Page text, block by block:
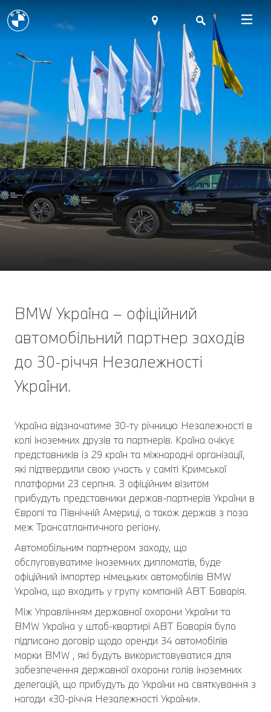
BMW Україна – офіційний
автомобільний партнер заходів
до 30-річчя Незалежності
України.
Україна відзначатиме 30-ту річницю Незалежності в
колі іноземних друзів та партнерів. Країна очікує
представників із 29 країн та міжнародні організації,
які підтвердили свою участь у саміті Кримської
платформи 23 серпня. З офіційним візитом
прибудуть представники держав-партнерів України в
Європі та Північній Америці, а також держав з поза
меж Трансатлантичного регіону.
Автомобільним партнером заходу, що
обслуговуватиме іноземних дипломатів, буде
офіційний імпортер німецьких автомобілів BMW
Україна, що входить у групу компаній АВТ Баварія.
Між Управлінням державної охорони України та
BMW Україна у штаб-квартирі АВТ Баварія було
підписано договір щодо оренди 34 автомобілів
марки BMW , які будуть використовуватися для
забезпечення державної охорони голів іноземних
делегацій, що прибудуть до України на святкування з
нагоди «30-річчя Незалежності України».